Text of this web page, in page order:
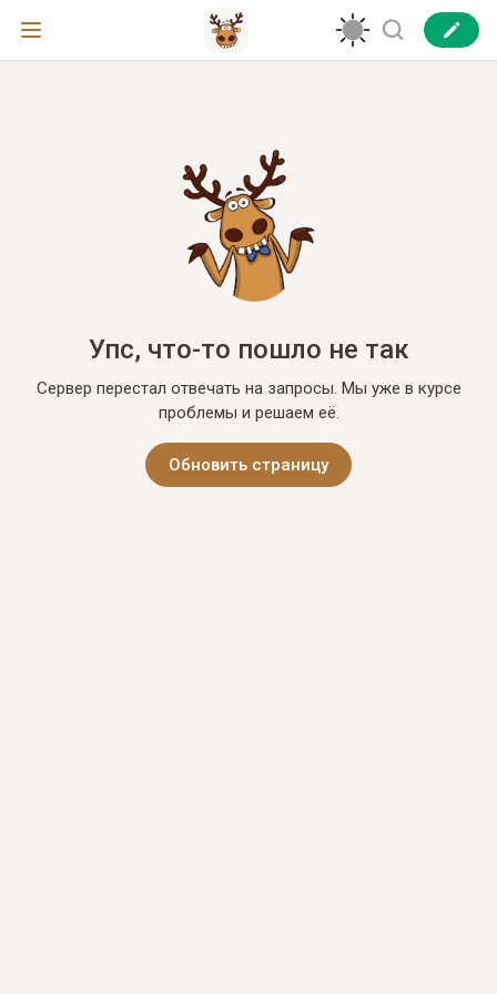
Упс, что-то пошло не так
Сервер перестал отвечать на запросы. Мы уже в курсе
проблемы и решаем её.
Обновить страницу